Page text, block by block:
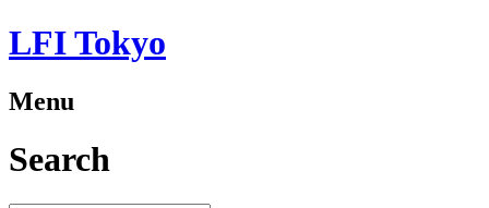
LFI Tokyo
Menu
Search